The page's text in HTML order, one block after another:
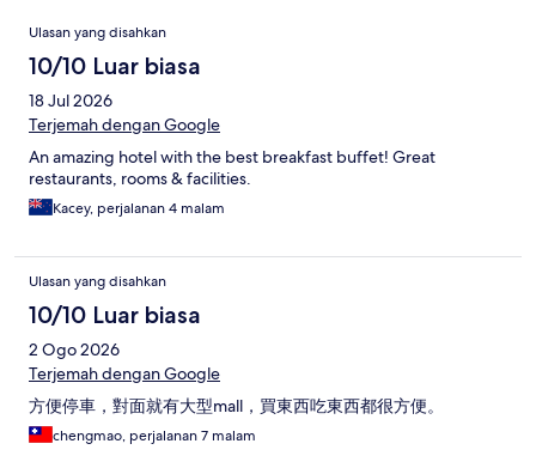
Ulasan
Ulasan yang disahkan
10/10 Luar biasa
18 Jul 2026
Terjemah dengan Google
An amazing hotel with the best breakfast buffet! Great
restaurants, rooms & facilities.
Kacey, perjalanan 4 malam
Ulasan yang disahkan
10/10 Luar biasa
2 Ogo 2026
Terjemah dengan Google
方便停車，對面就有大型mall，買東西吃東西都很方便。
chengmao, perjalanan 7 malam